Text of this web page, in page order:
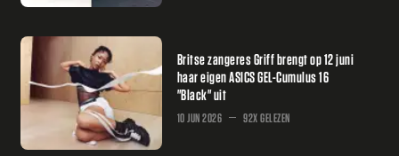
Britse zangeres Griff brengt op 12 juni
haar eigen ASICS GEL-Cumulus 16
"Black" uit
10 JUN 2026 92X GELEZEN